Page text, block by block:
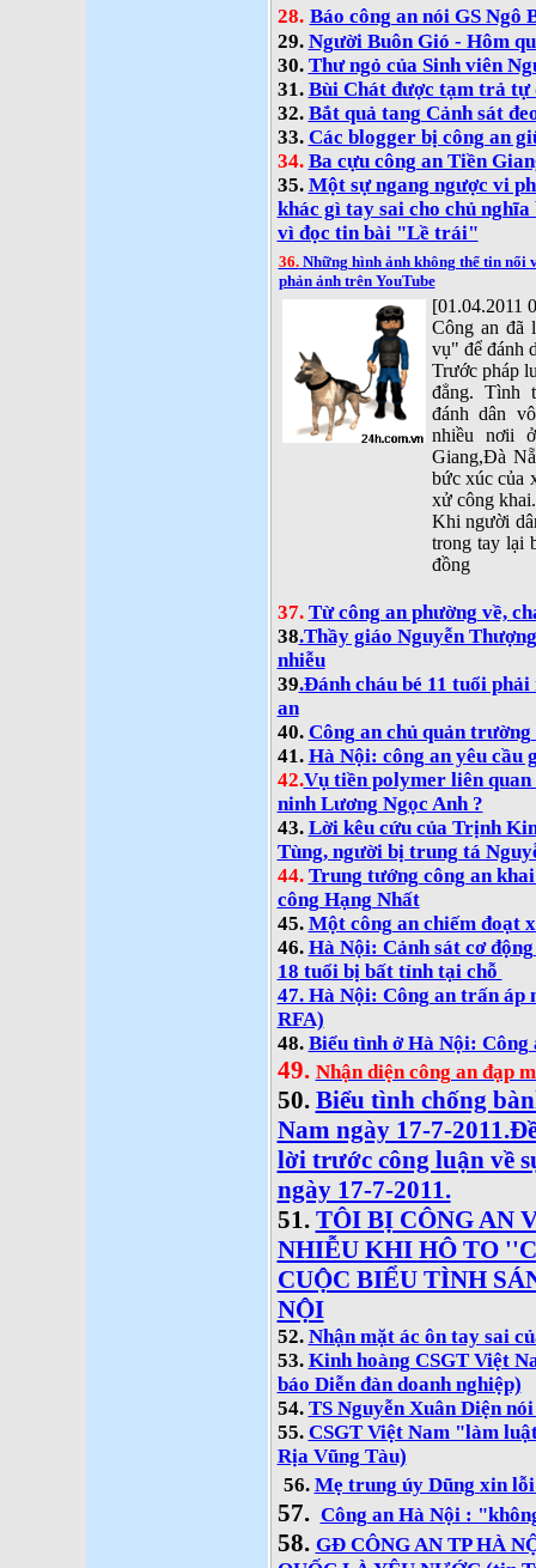
28. Báo công an nói GS Ngô
29. Người Buôn Gió - Hôm
30. Thư ngỏ của Sinh viên
31. Bùi Chát được tạm trả tự
32. Bắt quả tang Cảnh sát
33. Các blogger bị công an
34. Ba cựu công an Tiền
35. Một sự ngang ngược vi
khác gì tay sai cho chủ
vì đọc tin bài "Lề trái"
36.Những hình ảnh không thể tin nổi
phản ảnh trên YouTube
[01.04.2011
Công an đã
vụ" để đánh
Trước pháp
đẳng. Tình
đánh dân
nhiều nơii
Giang,Đà
bức xúc của
xử công khai.
Khi người
trong tay lại
đồng
37. Từ công an phường về,
38.Thầy giáo Nguyễn
nhiễu
39.Đánh cháu bé 11 tuổi
an
40. Công an chủ quản trường
41. Hà Nội: công an yêu cầu
42.Vụ tiền polymer liên
ninh Lương Ngọc Anh ?
43. Lời kêu cứu của Trịnh
Tùng, người bị trung tá
44. Trung tướng công an
công Hạng Nhất
45. Một công an chiếm đoạt
46. Hà Nội: Cảnh sát cơ
18 tuổi bị bất tỉnh tại chỗ
47. Hà Nội: Công an trấn áp
RFA)
48. Biểu tình ở Hà Nội:
49. Nhận diện công an đạp
50. Biểu tình chống
Nam ngày 17-7-
lời trước công luận về
ngày 17-7-2011.
51. TÔI BỊ CÔNG AN
NHIỄU KHI HÔ TO
CUỘC BIỂU TÌNH
NỘI
52. Nhận mặt ác ôn tay sai
53. Kinh hoàng CSGT Việt
báo Diễn đàn doanh nghiệp)
54. TS Nguyễn Xuân Diện
55. CSGT Việt Nam "làm
Rịa Vũng Tàu)
56. Mẹ trung úy Dũng xin
57. Công an Hà Nội :
58. GĐ CÔNG AN TP HÀ